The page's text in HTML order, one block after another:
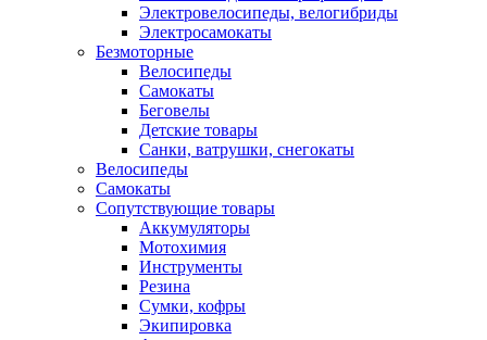
Электровелосипеды, велогибриды
Электросамокаты
Безмоторные
Велосипеды
Самокаты
Беговелы
Детские товары
Санки, ватрушки, снегокаты
Велосипеды
Самокаты
Сопутствующие товары
Аккумуляторы
Мотохимия
Инструменты
Резина
Сумки, кофры
Экипировка